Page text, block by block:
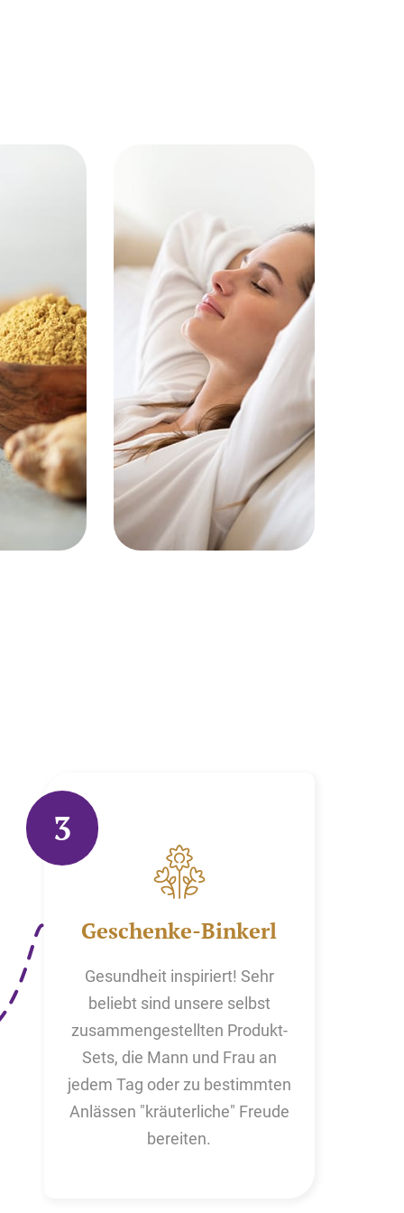
Geschenke-Binkerl
Gesundheit inspiriert! Sehr
beliebt sind unsere selbst
zusammengestellten Produkt-
Sets, die Mann und Frau an
jedem Tag oder zu bestimmten
Anlässen "kräuterliche" Freude
bereiten.
3